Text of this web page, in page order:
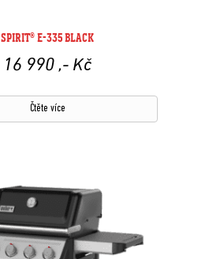
SPIRIT® E-335 BLACK
16 990 ,- Kč
Čtěte více